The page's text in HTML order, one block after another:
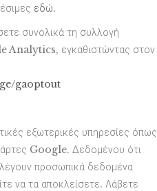
εδώ.
συνολικά τη συλλογή
Analytics, εγκαθιστώντας στον
gaoptout
εξωτερικές υπηρεσίες όπως
Google. Δεδομένου ότι
προσωπικά δεδομένα
να τα αποκλείσετε. Λάβετε